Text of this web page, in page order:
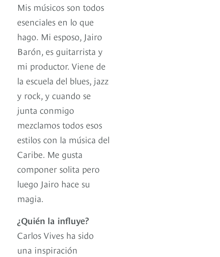
Mis músicos son todos
esenciales en lo que
hago. Mi esposo, Jairo
Barón, es guitarrista y
mi productor. Viene de
la escuela del blues, jazz
y rock, y cuando se
junta conmigo
mezclamos todos esos
estilos con la música del
Caribe. Me gusta
componer solita pero
luego Jairo hace su
magia.
¿Quién la influye?
Carlos Vives ha sido
una inspiración